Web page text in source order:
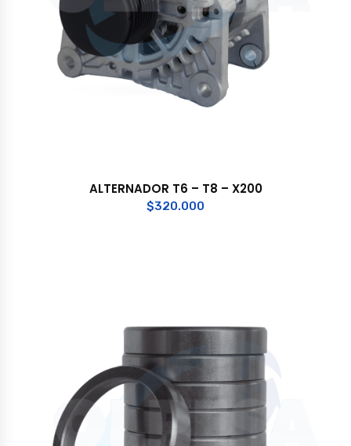
ALTERNADOR T6 – T8 – X200
$320.000